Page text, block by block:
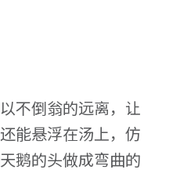
不倒翁的远离，让
能悬浮在汤上，仿
鹅的头做成弯曲的